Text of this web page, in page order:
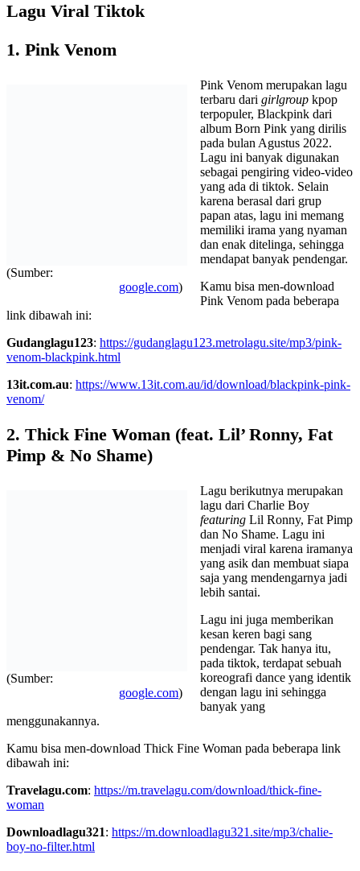
Lagu Viral Tiktok
1. Pink Venom
(Sumber:
google.com)
Pink Venom merupakan lagu
terbaru dari girlgroup kpop
terpopuler, Blackpink dari
album Born Pink yang dirilis
pada bulan Agustus 2022.
Lagu ini banyak digunakan
sebagai pengiring video-video
yang ada di tiktok. Selain
karena berasal dari grup
papan atas, lagu ini memang
memiliki irama yang nyaman
dan enak ditelinga, sehingga
mendapat banyak pendengar.
Kamu bisa men-download
Pink Venom pada beberapa
link dibawah ini:
Gudanglagu123: https://gudanglagu123.metrolagu.site/mp3/pink-
venom-blackpink.html
13it.com.au: https://www.13it.com.au/id/download/blackpink-pink-
venom/
2. Thick Fine Woman (feat. Lil’ Ronny, Fat
Pimp & No Shame)
(Sumber:
google.com)
Lagu berikutnya merupakan
lagu dari Charlie Boy
featuring Lil Ronny, Fat Pimp
dan No Shame. Lagu ini
menjadi viral karena iramanya
yang asik dan membuat siapa
saja yang mendengarnya jadi
lebih santai.
Lagu ini juga memberikan
kesan keren bagi sang
pendengar. Tak hanya itu,
pada tiktok, terdapat sebuah
koreografi dance yang identik
dengan lagu ini sehingga
banyak yang
menggunakannya.
Kamu bisa men-download Thick Fine Woman pada beberapa link
dibawah ini:
Travelagu.com: https://m.travelagu.com/download/thick-fine-
woman
Downloadlagu321: https://m.downloadlagu321.site/mp3/chalie-
boy-no-filter.html